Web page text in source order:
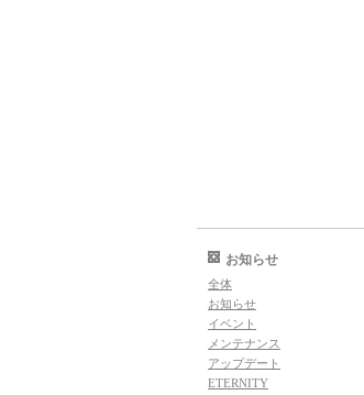
お知らせ
全体
お知らせ
イベント
メンテナンス
アップデート
ETERNITY